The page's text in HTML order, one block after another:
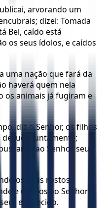
arvorando um
dizei: Tomada
Bel, caído está
os seus ídolos, e caídos
uma nação que fará da
haverá quem nela
os animais já fugiram e
diz o Senhor, os filhos
de Judá juntamente;
ao Senhor seu
os seus rostos
e uni-vos ao Senhor
esquecido.